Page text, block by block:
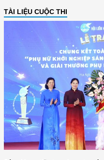
TÀI LIỆU CUỘC THI